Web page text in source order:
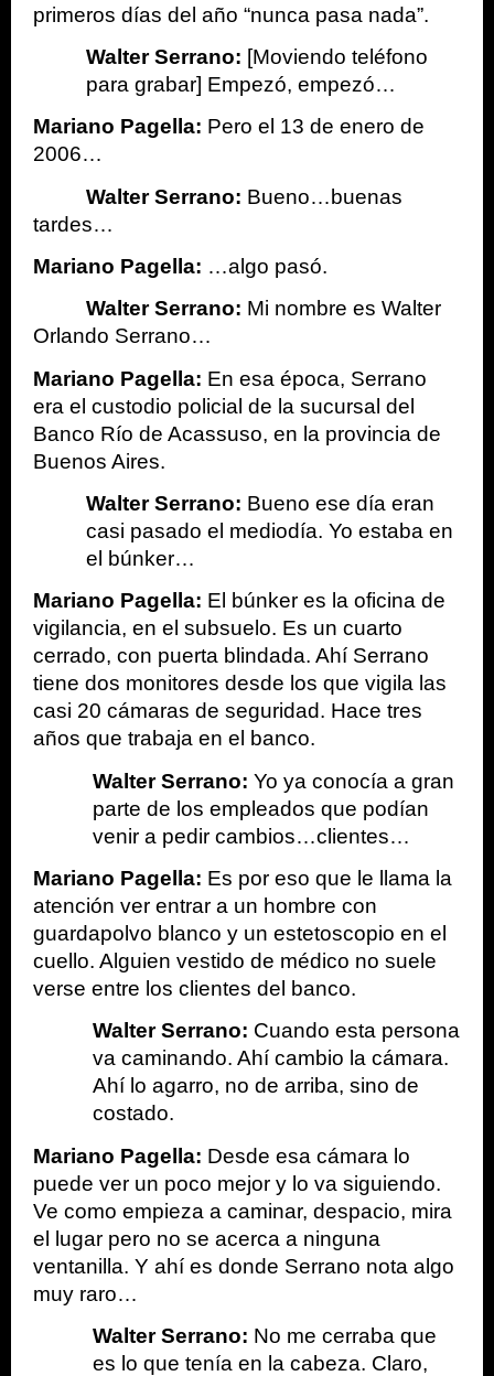
primeros días del año “nunca pasa nada”.
Walter Serrano: [Moviendo teléfono
para grabar] Empezó, empezó…
Mariano Pagella: Pero el 13 de enero de
2006…
Walter Serrano: Bueno…buenas
tardes…
Mariano Pagella: …algo pasó.
Walter Serrano: Mi nombre es Walter
Orlando Serrano…
Mariano Pagella: En esa época, Serrano
era el custodio policial de la sucursal del
Banco Río de Acassuso, en la provincia de
Buenos Aires.
Walter Serrano: Bueno ese día eran
casi pasado el mediodía. Yo estaba en
el búnker…
Mariano Pagella: El búnker es la oficina de
vigilancia, en el subsuelo. Es un cuarto
cerrado, con puerta blindada. Ahí Serrano
tiene dos monitores desde los que vigila las
casi 20 cámaras de seguridad. Hace tres
años que trabaja en el banco.
Walter Serrano: Yo ya conocía a gran
parte de los empleados que podían
venir a pedir cambios…clientes…
Mariano Pagella: Es por eso que le llama la
atención ver entrar a un hombre con
guardapolvo blanco y un estetoscopio en el
cuello. Alguien vestido de médico no suele
verse entre los clientes del banco.
Walter Serrano: Cuando esta persona
va caminando. Ahí cambio la cámara.
Ahí lo agarro, no de arriba, sino de
costado.
Mariano Pagella: Desde esa cámara lo
puede ver un poco mejor y lo va siguiendo.
Ve como empieza a caminar, despacio, mira
el lugar pero no se acerca a ninguna
ventanilla. Y ahí es donde Serrano nota algo
muy raro…
Walter Serrano: No me cerraba que
es lo que tenía en la cabeza. Claro,